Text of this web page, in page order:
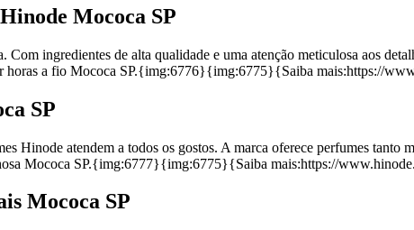
Mococa SP
ingredientes de alta qualidade e uma atenção meticulosa aos
horas a fio Mococa SP.{img:6776}{img:6775}{Saiba mais:https://
SP
Hinode atendem a todos os gostos. A marca oferece perfumes
Mococa SP.{img:6777}{img:6775}{Saiba mais:https://
Mococa SP